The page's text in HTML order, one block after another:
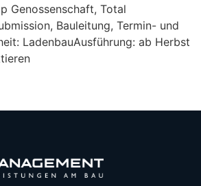
Genossenschaft, Total
Bauleitung, Termin- und
LadenbauAusführung: ab Herbst